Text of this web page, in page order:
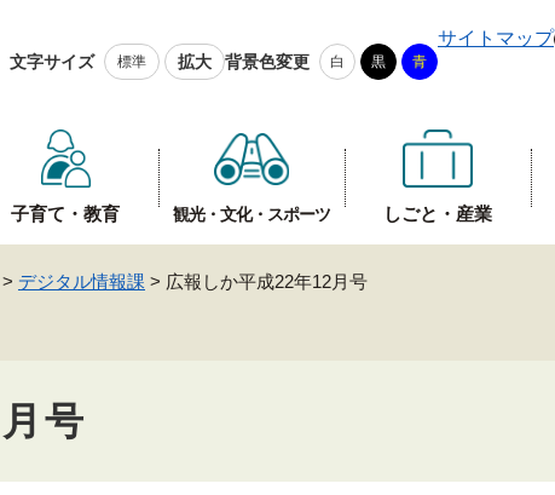
文字サイズ 標準 拡大 背景色変更 白 黒 青
サイトマップ
子育て・教育 観光・文化・スポーツ しごと・産業
> デジタル情報課 > 広報しか平成22年12月号
号